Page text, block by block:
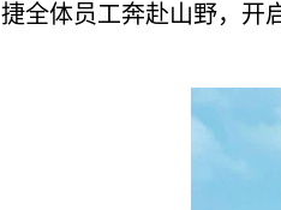
捷全体员工奔赴山野，开